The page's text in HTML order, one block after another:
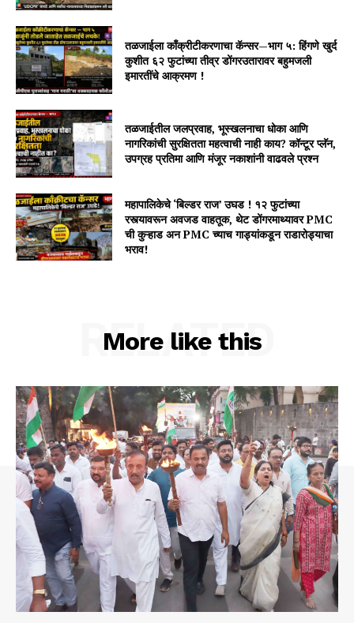
तळजाईला काँक्रीटीकरणाचा कॅन्सर—भाग ५: हिंगणे खुर्द
कुशीत ६२ फुटांच्या तीव्र डोंगरउतारावर बहुमजली
इमारतींचे आक्रमण !
तळजाईतील जलप्रवाह, भूस्खलनाचा धोका आणि
नागरिकांची सुरक्षितता महत्वाची नाही काय? कॉन्टूर प्लॅन,
उपग्रह प्रतिमा आणि मंजूर नकाशांनी वाढवले प्रश्न
महापालिकेचे ‘बिल्डर राज’ उघड ! १२ फुटांच्या
रस्त्यावरून अवजड वाहतूक, थेट डोंगरमाथ्यावर PMC
ची कुऱ्हाड अन PMC च्याच गाड्यांकडून राडारोड्याचा
भराव!
More like this
RELATED